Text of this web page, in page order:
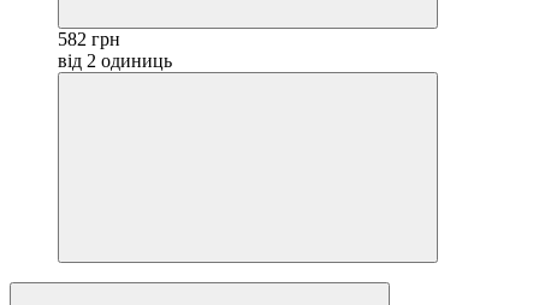
582 грн
від 2 одиниць